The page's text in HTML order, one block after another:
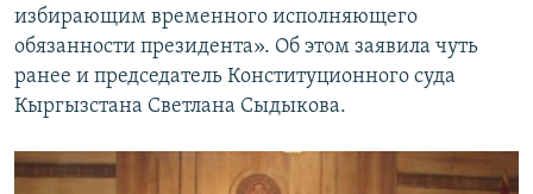
избирающим временного исполняющего
обязанности президента». Об этом заявила чуть
ранее и председатель Конституционного суда
Кыргызстана Светлана Сыдыкова.